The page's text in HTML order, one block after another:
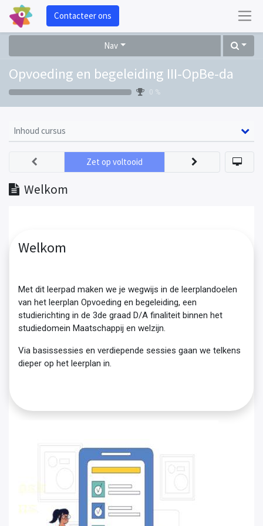
Contacteer ons
Nav
Opvoeding en begeleiding III-OpBe-da
0 %
Inhoud cursus
Welkom
Zet op voltooid
Welkom
Met dit leerpad maken we je wegwijs in de leerplandoelen
van het leerplan Opvoeding en begeleiding, een
studierichting in de 3de graad D/A finaliteit binnen het
studiedomein Maatschappij en welzijn.
Via basissessies en verdiepende sessies gaan we telkens
dieper op het leerplan in.